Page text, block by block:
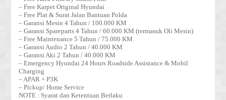
– Free Karpet Original Hyundai
– Free Plat & Surat Jalan Bantuan Polda
– Garansi Mesin 4 Tahun / 100.000 KM
– Garansi Spareparts 4 Tahun / 60.000 KM (termasuk Oli Mesin)
– Free Maintenance 5 Tahun / 75.000 KM
– Garansi Audio 2 Tahun / 40.000 KM
– Garansi Aki 2 Tahun / 40.000 KM
– Emergency Hyundai 24 Hours Roadside Assistance & Mobil
Charging
– APAR + P3K
– Pickup/ Home Service
NOTE : Syarat dan Ketentuan Berlaku